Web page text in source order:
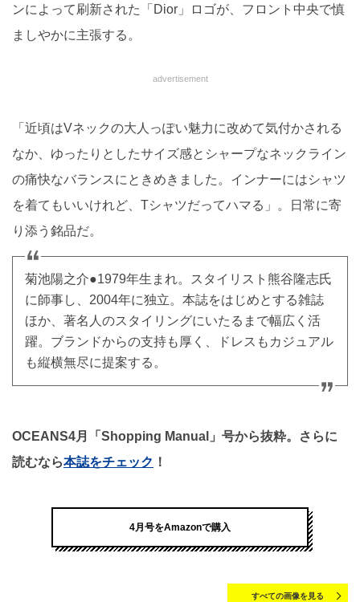
ンによって刷新された「Dior」ロゴが、フロント中央で慎
ましやかに主張する。
advertisement
「近頃はVネックの大人っぽい魅力に改めて気付かされる
なか、ゆったりとしたサイズ感とシャープなネックライン
の痛快なバランスにときめきました。インナーにはシャツ
を着てもいいけれど、Tシャツだってハマる」。日常に寄
り添う銘品だ。
菊池陽之介●1979年生まれ。スタイリスト熊谷隆志氏
に師事し、2004年に独立。本誌をはじめとする雑誌
ほか、著名人のスタイリングにいたるまで幅広く活
躍。ブランドからの支持も厚く、ドレスもカジュアル
も縦横無尽に提案する。
OCEANS4月「Shopping Manual」号から抜粋。さらに
読むなら本誌をチェック ！
4月号をAmazonで購入
すべての画像を見る